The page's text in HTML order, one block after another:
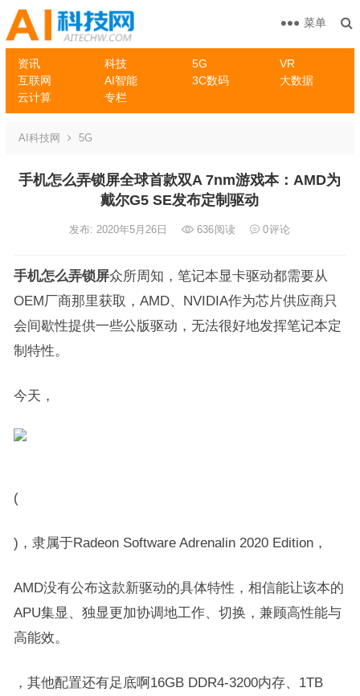
资讯 科技 5G
VR
互联网
AI智能 3C数码
大数据
云计算
专栏
菜单
AI科技网 5G
手机怎么弄锁屏全球首款双A 7nm游戏本：AMD为
戴尔G5 SE发布定制驱动
发布: 2020年5月26日 636阅读 0评论
手机怎么弄锁屏众所周知，笔记本显卡驱动都需要从
OEM厂商那里获取，AMD、NVIDIA作为芯片供应商只
会间歇性提供一些公版驱动，无法很好地发挥笔记本定
制特性。
今天，
(
)，隶属于Radeon Software Adrenalin 2020 Edition，
AMD没有公布这款新驱动的具体特性，相信能让该本的
APU集显、独显更加协调地工作、切换，兼顾高性能与
高能效。
，其他配置还有足底啊16GB DDR4-3200内存、1TB